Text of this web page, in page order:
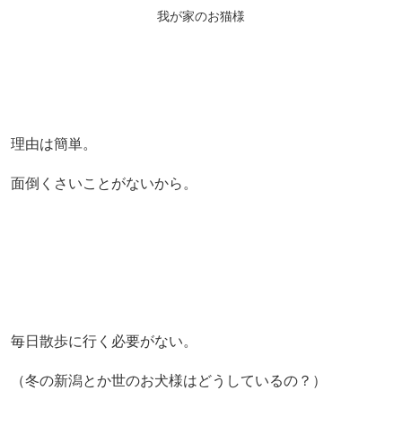
我が家のお猫様
理由は簡単。
面倒くさいことがないから。
毎日散歩に行く必要がない。
（冬の新潟とか世のお犬様はどうしているの？）